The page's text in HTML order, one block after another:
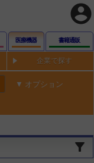
account_circle
医療機器 書籍通販
企業で探す
オプション